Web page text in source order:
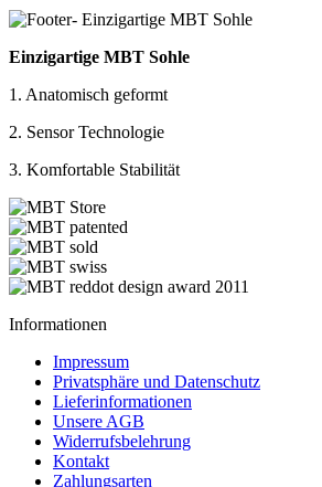
Einzigartige MBT Sohle
1. Anatomisch geformt
2. Sensor Technologie
3. Komfortable Stabilität
Informationen
Impressum
Privatsphäre und Datenschutz
Lieferinformationen
Unsere AGB
Widerrufsbelehrung
Kontakt
Zahlungsarten